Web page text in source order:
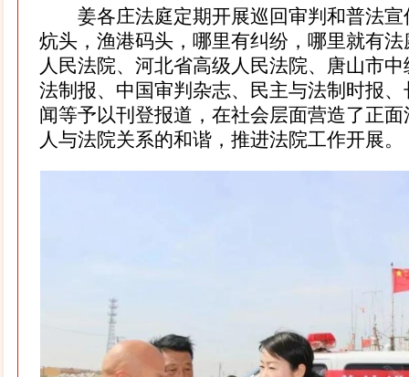
姜各庄法庭定期开展巡回审判和普法宣
炕头，渔港码头，哪里有纠纷，哪里就有
人民法院、河北省高级人民法院、唐山市
法制报、中国审判杂志、民主与法制时报
闻等予以刊登报道，在社会层面营造了正
人与法院关系的和谐，推进法院工作开展。